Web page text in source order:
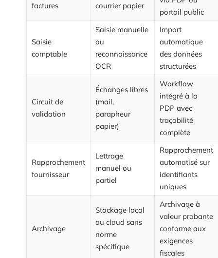
factures courrier papier
portail public
Saisie
comptable
Saisie manuelle
ou
reconnaissance
OCR
Import
automatique
des données
structurées
Circuit de
validation
Échanges libres
(mail,
parapheur
papier)
Workflow
intégré à la
PDP avec
traçabilité
complète
Rapprochement
fournisseur
Lettrage
manuel ou
partiel
Rapprochement
automatisé sur
identifiants
uniques
Archivage
Stockage local
ou cloud sans
norme
spécifique
Archivage à
valeur probante
conforme aux
exigences
fiscales